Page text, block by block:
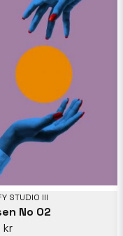
STUDIO III
No 02
kr